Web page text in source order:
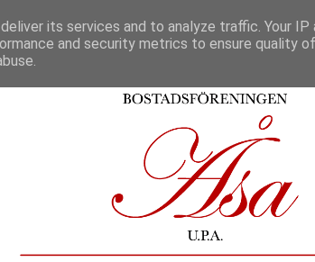
its services and to analyze traffic. Your IP
and security metrics to ensure quality